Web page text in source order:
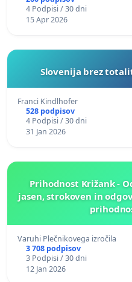
4 Podpisi / 30 dni
15 Apr 2026
Slovenija brez
Franci Kindlhofer
528 podpisov
4 Podpisi / 30 dni
31 Jan 2026
Prihodnost Križank -
jasen, strokoven in
Varuhi Plečnikovega izročila
3 708 podpisov
3 Podpisi / 30 dni
12 Jan 2026